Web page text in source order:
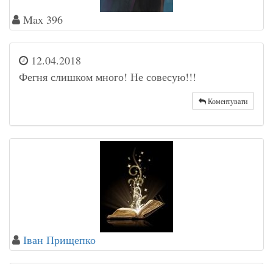
Max 396
12.04.2018
Фегня слишком много! Не совесую!!!
Коментувати
Іван Прищепко